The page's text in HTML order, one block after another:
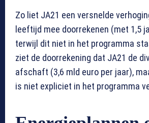
Zo liet JA21 een versnelde
leeftijd mee doorrekenen (met 1,5
terwijl dit niet in het programma
ziet de doorrekening dat JA21 de
afschaft (3,6 mld euro per jaar),
is niet expliciet in het programma